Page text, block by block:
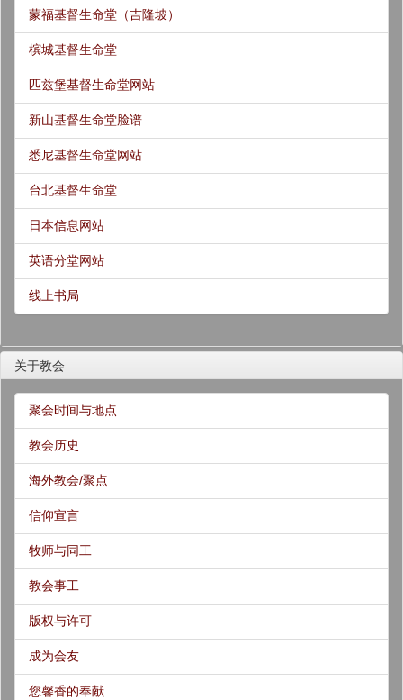
蒙福基督生命堂（吉隆坡）
槟城基督生命堂
匹兹堡基督生命堂网站
新山基督生命堂脸谱
悉尼基督生命堂网站
台北基督生命堂
日本信息网站
英语分堂网站
线上书局
关于教会
聚会时间与地点
教会历史
海外教会/聚点
信仰宣言
牧师与同工
教会事工
版权与许可
成为会友
您馨香的奉献